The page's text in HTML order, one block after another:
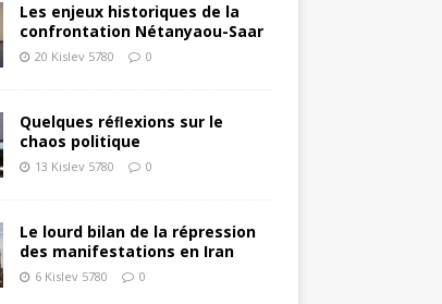
Les enjeux historiques de la
confrontation Nétanyaou-Saar
20 Kislev 5780 0
Quelques réﬂexions sur le
chaos politique
13 Kislev 5780 0
Le lourd bilan de la répression
des manifestations en Iran
6 Kislev 5780 0